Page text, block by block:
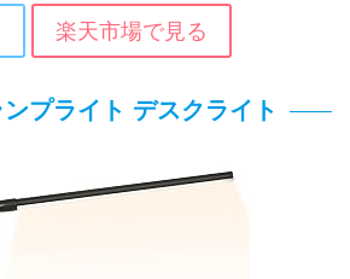
楽天市場で見る
プライト デスクライト